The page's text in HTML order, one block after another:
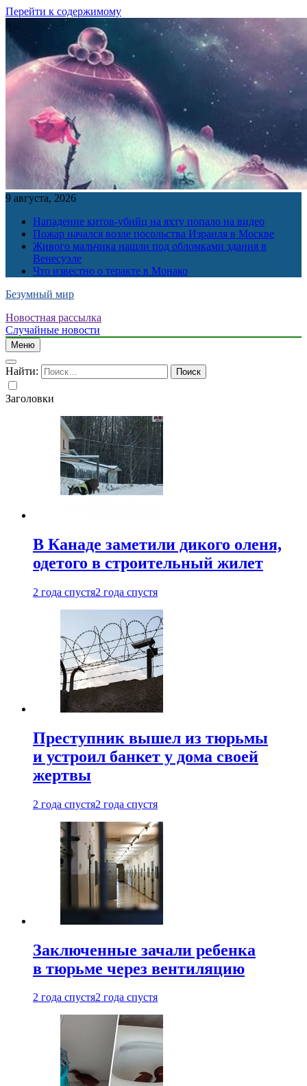
Перейти к содержимому
9 августа, 2026
Нападение китов-убийц на яхту попало на видео
Пожар начался возле посольства Израиля в Москве
Живого мальчика нашли под обломками здания в
Венесуэле
Что известно о теракте в Монако
Безумный мир
Новостная рассылка
Случайные новости
Меню
Найти:
Заголовки
В Канаде заметили дикого оленя,
одетого в строительный жилет
2 года спустя2 года спустя
Преступник вышел из тюрьмы
и устроил банкет у дома своей
жертвы
2 года спустя2 года спустя
Заключенные зачали ребенка
в тюрьме через вентиляцию
2 года спустя2 года спустя